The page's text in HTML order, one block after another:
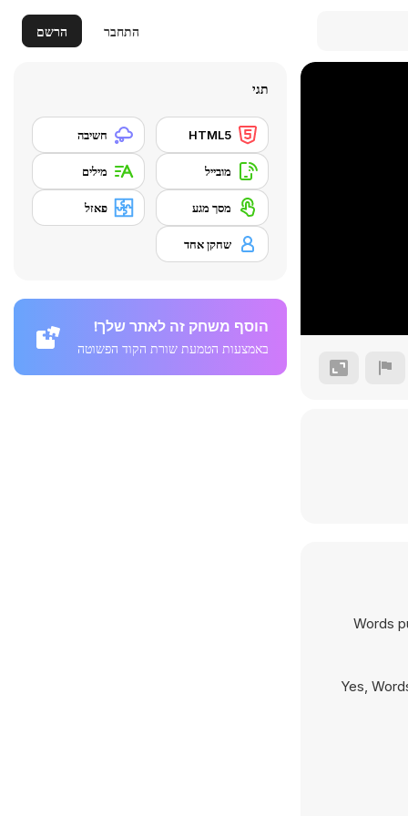
התחבר הרשם
Words
Yes,
תגי
HTML5 חשיבה
מובייל מילים
מסך מגע פאזל
שחקן אחד
הוסף משחק זה לאתר שלך!
באמצעות הטמעת שורת הקוד הפשוטה